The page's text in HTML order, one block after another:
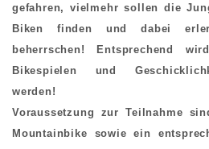
gefahren, vielmehr sollen die
Biken finden und dabei
beherrschen! Entsprechend
Bikespielen und
werden!
Voraussetzung zur Teilnahme
Mountainbike sowie ein